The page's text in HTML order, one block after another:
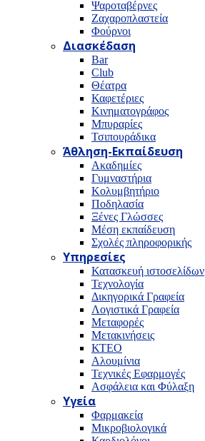
Ψαροταβέρνες
Ζαχαροπλαστεία
Φούρνοι
Διασκέδαση
Bar
Club
Θέατρα
Καφετέριες
Κινηματογράφος
Μπυραρίες
Τσιπουράδικα
Άθληση-Εκπαίδευση
Ακαδημίες
Γυμναστήρια
Κολυμβητήριο
Ποδηλασία
Ξένες Γλώσσες
Μέση εκπαίδευση
Σχολές πληροφορικής
Υπηρεσίες
Κατασκευή ιστοσελίδων
Τεχνολογία
Δικηγορικά Γραφεία
Λογιστικά Γραφεία
Μεταφορές
Μετακινήσεις
ΚΤΕΟ
Αλουμίνια
Τεχνικές Εφαρμογές
Ασφάλεια και Φύλαξη
Υγεία
Φαρμακεία
Μικροβιολογικά